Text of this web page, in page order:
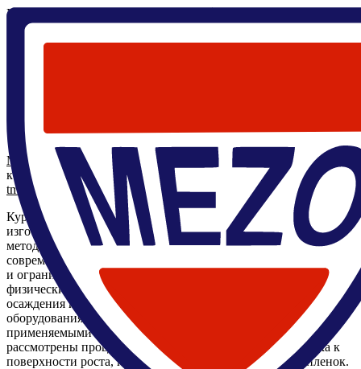
Главная
технологии нанесения тонких пленок
Мезоскопические квантовые явления в функциональных
Курс направлен на обучение студентов основам технологий
изготовления тонких пленок с использованием современных
методов и подходов. В рамках курса студенты изучат
современные методы формирования пленок, их преимущества
и ограничения. Особое внимание будет уделено анализу
физических процессов, происходящих на различных этапах
осаждения и роста пленок, а также особенностям
оборудования, определяемым природой пленок и
применяемыми методами их нанесения. Кроме того, будут
рассмотрены процессы транспорта вещества от источника к
поверхности роста, конденсации, зарождения и роста пленок.
Преподаватели
Михаил Тархов А
к.ф.-м.н.
tmafuz@mail.ru